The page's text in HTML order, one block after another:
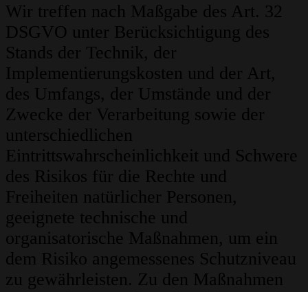
Wir treffen nach Maßgabe des Art. 32
DSGVO unter Berücksichtigung des
Stands der Technik, der
Implementierungskosten und der Art,
des Umfangs, der Umstände und der
Zwecke der Verarbeitung sowie der
unterschiedlichen
Eintrittswahrscheinlichkeit und Schwere
des Risikos für die Rechte und
Freiheiten natürlicher Personen,
geeignete technische und
organisatorische Maßnahmen, um ein
dem Risiko angemessenes Schutzniveau
zu gewährleisten. Zu den Maßnahmen